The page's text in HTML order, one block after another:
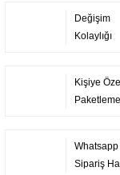
Değişim
Kolaylığı
Kişiye Özel
Paketleme
Whatsapp
Sipariş